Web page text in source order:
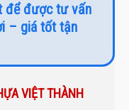
để được tư vấn
– giá tốt tận
VIỆT THÀNH